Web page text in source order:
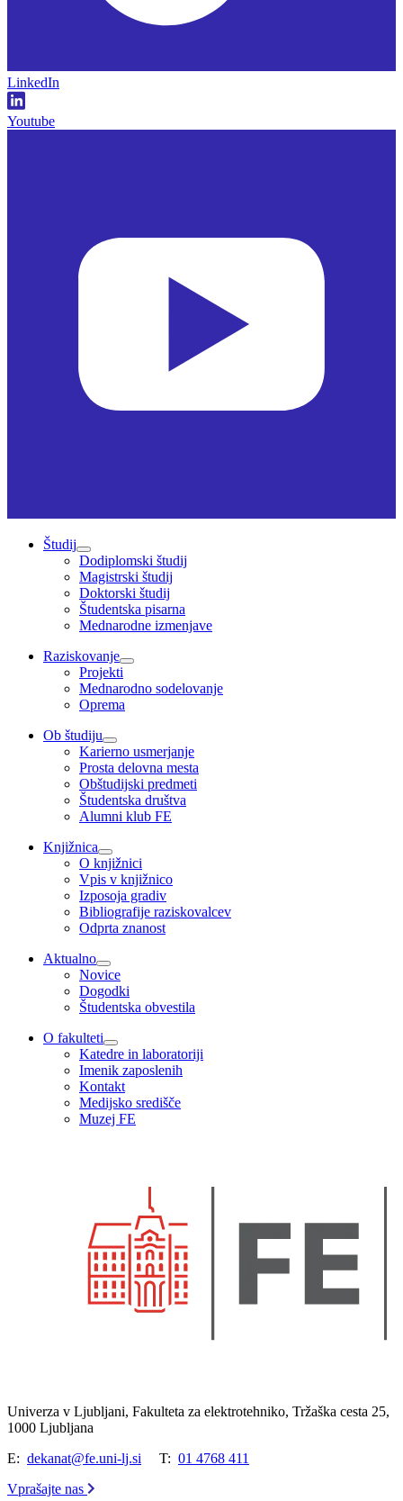
LinkedIn
Youtube
Študij
Dodiplomski študij
Magistrski študij
Doktorski študij
Študentska pisarna
Mednarodne izmenjave
Raziskovanje
Projekti
Mednarodno sodelovanje
Oprema
Ob študiju
Karierno usmerjanje
Prosta delovna mesta
Obštudijski predmeti
Študentska društva
Alumni klub FE
Knjižnica
O knjižnici
Vpis v knjižnico
Izposoja gradiv
Bibliografije raziskovalcev
Odprta znanost
Aktualno
Novice
Dogodki
Študentska obvestila
O fakulteti
Katedre in laboratoriji
Imenik zaposlenih
Kontakt
Medijsko središče
Muzej FE
Univerza v Ljubljani, Fakulteta za elektrotehniko, Tržaška cesta 25,
1000 Ljubljana
E: dekanat@fe.uni-lj.si T: 01 4768 411
Vprašajte nas